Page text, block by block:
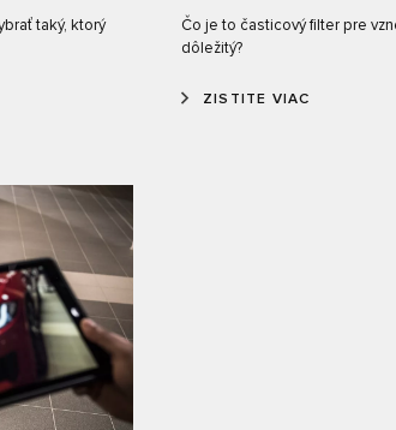
taký, ktorý
Čo je to časticový filter pre
dôležitý?
ZISTITE VIAC